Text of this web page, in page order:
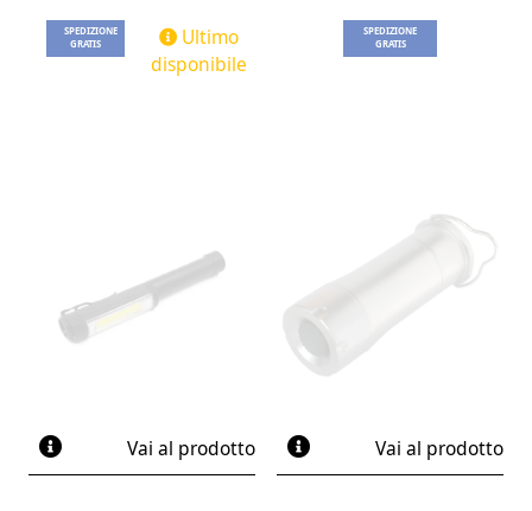
SPEDIZIONE
GRATIS
Ultimo
disponibile
SPEDIZIONE
GRATIS
Vai al prodotto Vai al prodotto